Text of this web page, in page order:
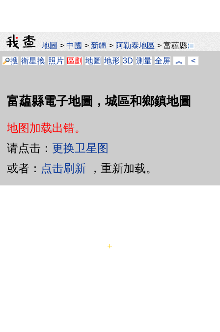
地圖 >中國 > 新疆 > 阿勒泰地區 >富藴縣
搜 衛星換 照片 區劃 地圖 地形 3D 測量 全屏 ︽ <
富藴縣電子地圖，城區和鄉鎮地圖
地图加载出错。
请点击： 更换卫星图
或者： 点击刷新 ，重新加载。